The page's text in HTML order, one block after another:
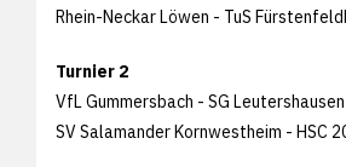
Rhein-Neckar Löwen - TuS
Turnier 2
VfL Gummersbach - SG Leutershausen
SV Salamander Kornwestheim - HSC